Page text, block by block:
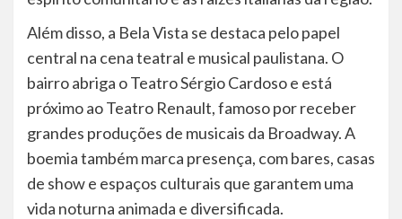
Além disso, a Bela Vista se destaca pelo papel
central na cena teatral e musical paulistana. O
bairro abriga o Teatro Sérgio Cardoso e está
próximo ao Teatro Renault, famoso por receber
grandes produções de musicais da Broadway. A
boemia também marca presença, com bares, casas
de show e espaços culturais que garantem uma
vida noturna animada e diversificada.